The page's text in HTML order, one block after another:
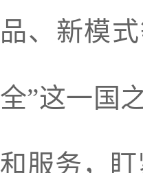
品、新模
全”这一国
和服务，